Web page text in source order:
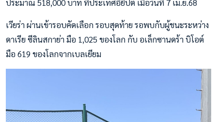
ประมาณ 518,000 บาท ที่ประเทศอียิปต์ เมื่อวันที่ 7 เม.ย.68
เวียร่า ผ่านเข้ารอบคัดเลือก รอบสุดท้าย รอพบกับผู้ชนะระหว่าง
ดาเรีย ซีลินสกาย่า มือ 1,025 ของโลก กับ อเล็กซานดร้า บิโอต์
มือ 619 ของโลกจากเบลเยียม